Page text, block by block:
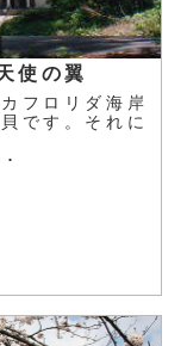
使の翼
フロリダ海岸
です。それに